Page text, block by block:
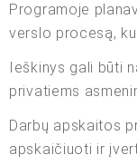
Programoje
verslo procesą,
Ieškinys gali būti
privatiems
Darbų apskaitos
apskaičiuoti ir